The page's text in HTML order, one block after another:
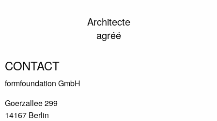
Architecte
agréé
CONTACT
formfoundation GmbH
Goerzallee 299
14167 Berlin